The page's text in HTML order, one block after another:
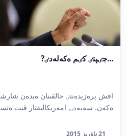
...جٸپتٸ كٸم ەكەلەدٸ?
اقش پرەزيدەنتٸ حالقىنان ەبدەن
ەكەن. سەبەبٸ, امەريكالىقتار قيت
21 ناۋرىز 2015